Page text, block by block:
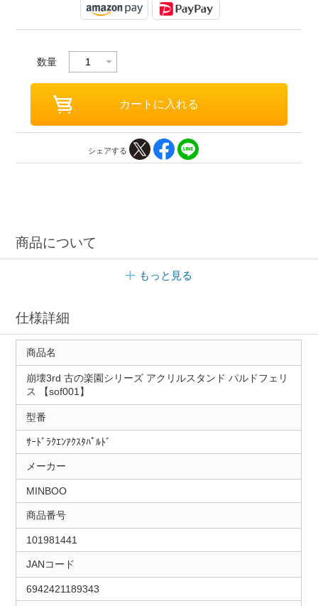
数量
シェアする
商品について
もっと見る
仕様詳細
商品名
崩壊3rd 古の楽園シリーズ アクリルスタンド パルドフェリ
ス 【sof001】
型番
ｻｰﾄﾞﾗｸｴﾝｱｸｽﾀﾊﾟﾙﾄﾞ
メーカー
MINBOO
商品番号
101981441
JANコード
6942421189343